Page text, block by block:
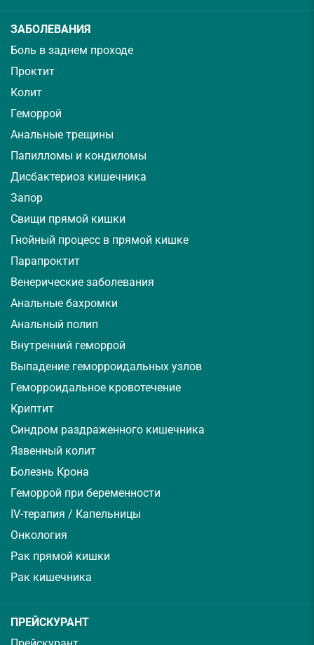
ЗАБОЛЕВАНИЯ
Боль в заднем проходе
Проктит
Колит
Геморрой
Анальные трещины
Папилломы и кондиломы
Дисбактериоз кишечника
Запор
Свищи прямой кишки
Гнойный процесс в прямой кишке
Парапроктит
Венерические заболевания
Анальные бахромки
Анальный полип
Внутренний геморрой
Выпадение геморроидальных узлов
Геморроидальное кровотечение
Криптит
Синдром раздраженного кишечника
Язвенный колит
Болезнь Крона
Геморрой при беременности
IV-терапия / Капельницы
Онкология
Рак прямой кишки
Рак кишечника
ПРЕЙСКУРАНТ